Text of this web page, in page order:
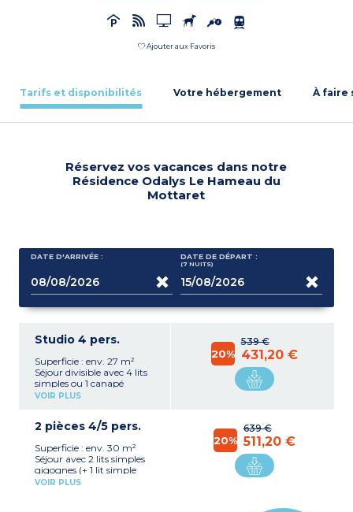
Ajouter aux Favoris
Tarifs et disponibilités Votre hébergement À faire
Réservez vos vacances dans notre
Résidence Odalys Le Hameau du
Mottaret
DATE D'ARRIVÉE : DATE DE DÉPART :
(7 NUITS)
Studio 4 pers.
Superficie : env. 27 m²
Séjour divisible avec 4 lits
simples ou 1 canapé
gigogne et 2 lits simples
lave-vaisselle
Balcon ou rez-de-chaussée
VOIR PLUS
539 €
20% 431,20 €
2 pièces 4/5 pers.
Superficie : env. 30 m²
Séjour avec 2 lits simples
gigognes (+ 1 lit simple
pour certains)
VOIR PLUS
639 €
20% 511,20 €